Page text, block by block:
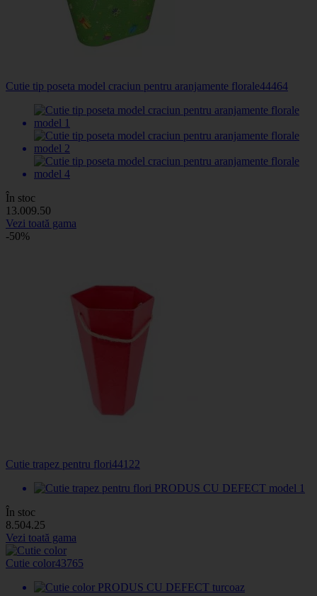
Cutie tip poseta model craciun pentru aranjamente florale44464
În stoc
13.009.50
Vezi toată gama
-50%
Cutie trapez pentru flori44122
În stoc
8.504.25
Vezi toată gama
Cutie color43765